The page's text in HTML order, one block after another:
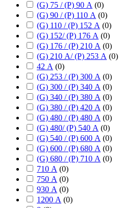
(G) 75 / (P) 90 А (0)
(G) 90 / (P) 110 А (0)
(G) 110 / (P) 152 А (0)
(G) 152/ (P) 176 А (0)
(G) 176 / (P) 210 А (0)
(G) 210 А/ (P) 253 А (0)
42 А (0)
(G) 253 / (P) 300 А (0)
(G) 300 / (P) 340 А (0)
(G) 340 / (P) 380 А (0)
(G) 380 / (P) 420 А (0)
(G) 480 / (P) 480 А (0)
(G) 480/ (P) 540 А (0)
(G) 540 / (P) 600 А (0)
(G) 600 / (P) 680 А (0)
(G) 680 / (P) 710 А (0)
710 А (0)
750 А (0)
930 А (0)
1200 А (0)